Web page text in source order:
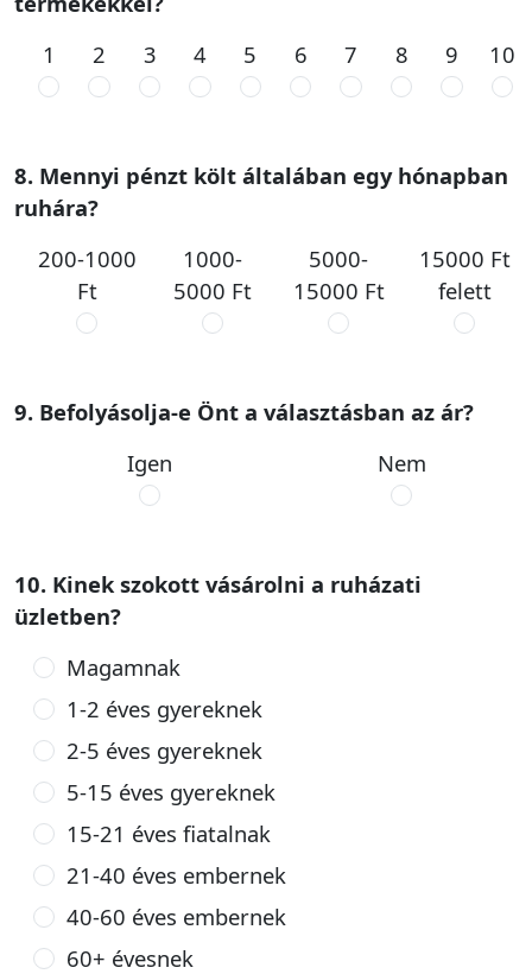
1
2 3 4 5 6 7 8 9 10
8. Mennyi pénzt költ általában egy hónapban
ruhára?
200-1000
Ft
1000-
5000 Ft
5000-
15000 Ft
15000 Ft
felett
9. Befolyásolja-e Önt a választásban az ár?
Igen
Nem
10. Kinek szokott vásárolni a ruházati
üzletben?
Magamnak
1-2 éves gyereknek
2-5 éves gyereknek
5-15 éves gyereknek
15-21 éves fiatalnak
21-40 éves embernek
40-60 éves embernek
60+ évesnek